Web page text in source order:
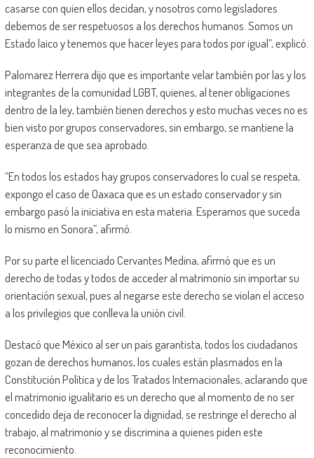
casarse con quien ellos decidan, y nosotros como legisladores
debemos de ser respetuosos a los derechos humanos. Somos un
Estado laico y tenemos que hacer leyes para todos por igual”, explicó.
Palomarez Herrera dijo que es importante velar también por las y los
integrantes de la comunidad LGBT, quienes, al tener obligaciones
dentro de la ley, también tienen derechos y esto muchas veces no es
bien visto por grupos conservadores, sin embargo, se mantiene la
esperanza de que sea aprobado.
“En todos los estados hay grupos conservadores lo cual se respeta,
expongo el caso de Oaxaca que es un estado conservador y sin
embargo pasó la iniciativa en esta materia. Esperamos que suceda
lo mismo en Sonora”, afirmó.
Por su parte el licenciado Cervantes Medina, afirmó que es un
derecho de todas y todos de acceder al matrimonio sin importar su
orientación sexual, pues al negarse este derecho se violan el acceso
a los privilegios que conlleva la unión civil.
Destacó que México al ser un país garantista, todos los ciudadanos
gozan de derechos humanos, los cuales están plasmados en la
Constitución Política y de los Tratados Internacionales, aclarando que
el matrimonio igualitario es un derecho que al momento de no ser
concedido deja de reconocer la dignidad, se restringe el derecho al
trabajo, al matrimonio y se discrimina a quienes piden este
reconocimiento.